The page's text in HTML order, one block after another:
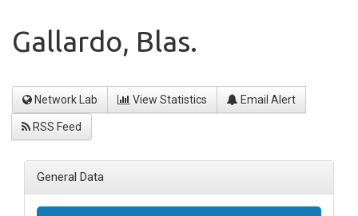
Gallardo, Blas.
Network Lab View Statistics Email Alert
RSS Feed
General Data